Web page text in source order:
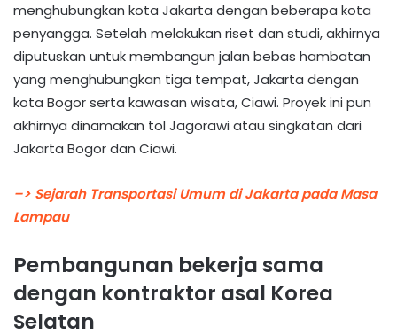
menghubungkan kota Jakarta dengan beberapa kota
penyangga. Setelah melakukan riset dan studi, akhirnya
diputuskan untuk membangun jalan bebas hambatan
yang menghubungkan tiga tempat, Jakarta dengan
kota Bogor serta kawasan wisata, Ciawi. Proyek ini pun
akhirnya dinamakan tol Jagorawi atau singkatan dari
Jakarta Bogor dan Ciawi.
–> Sejarah Transportasi Umum di Jakarta pada Masa
Lampau
Pembangunan bekerja sama
dengan kontraktor asal Korea
Selatan